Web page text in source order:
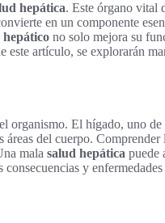
hepática. Este órgano vital
en un componente
no solo mejora su
artículo, se explorarán
organismo. El hígado, uno de
áreas del cuerpo. Comprender
mala salud hepática puede
y